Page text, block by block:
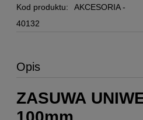
Kod produktu:
AKCESORIA -
40132
Opis
ZASUWA